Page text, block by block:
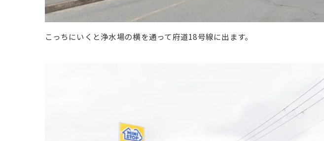
こっちにいくと浄水場の横を通って府道18号線に出ます。